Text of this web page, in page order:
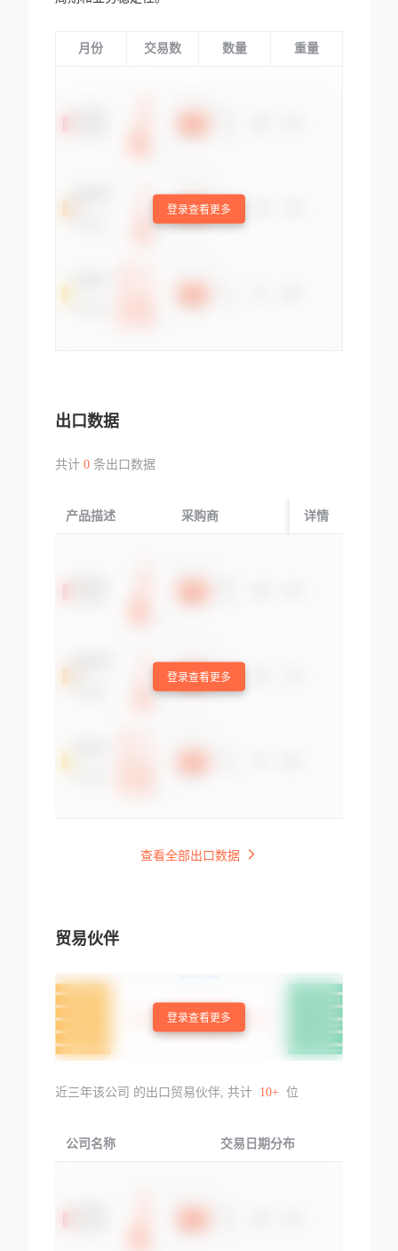
月份 交易数 数量 重量
登录查看更多
出口数据
共计 0条出口数据
产品描述 采购商 起运国/地区
详情
登录查看更多
查看全部出口数据
贸易伙伴
登录查看更多
近三年该公司 的出口贸易伙伴, 共计 10+ 位
公司名称 交易日期分布